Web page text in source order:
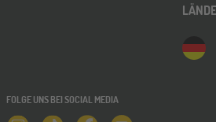
FOLGE UNS BEI SOCIAL MEDIA